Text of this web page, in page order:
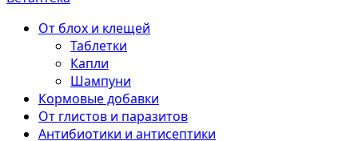
От блох и клещей
Таблетки
Капли
Шампуни
Кормовые добавки
От глистов и паразитов
Антибиотики и антисептики